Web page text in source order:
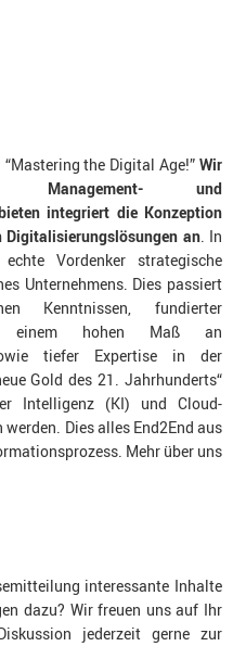
the Digital Age!” Wir
und
integriert die Konzeption
an. In
Vordenker strategische
Unternehmens. Dies passiert
Kenntnissen, fundierter
einem hohen Maß an
tiefer Expertise in der
Gold des 21. Jahrhunderts“
Intelligenz (KI) und Cloud-
Dies alles End2End aus
Mehr über uns
interessante Inhalte
dazu? Wir freuen uns auf Ihr
jederzeit gerne zur